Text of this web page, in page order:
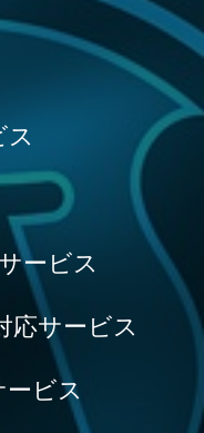
ービス
応サービス
ビス